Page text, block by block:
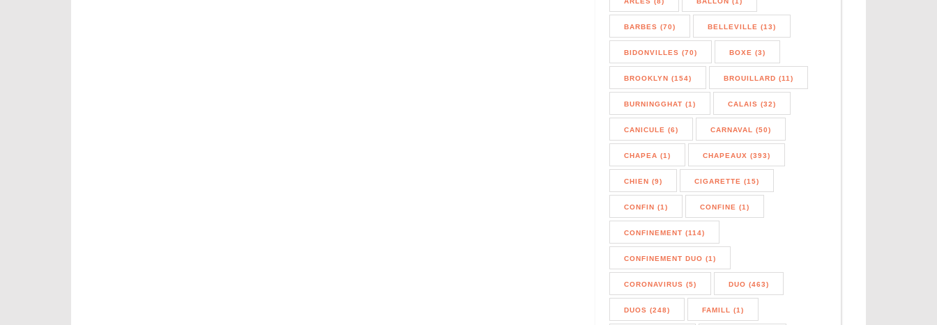
BARBES (70) BELLEVILLE (13)
BIDONVILLES (70) BOXE (3)
BROOKLYN (154) BROUILLARD (11)
BURNINGGHAT (1) CALAIS (32)
CANICULE (6) CARNAVAL (50)
CHAPEA (1) CHAPEAUX (393)
CHIEN (9) CIGARETTE (15)
CONFIN (1) CONFINE (1)
CONFINEMENT (114)
CONFINEMENT DUO (1)
CORONAVIRUS (5) DUO (463)
DUOS (248) FAMILL (1)